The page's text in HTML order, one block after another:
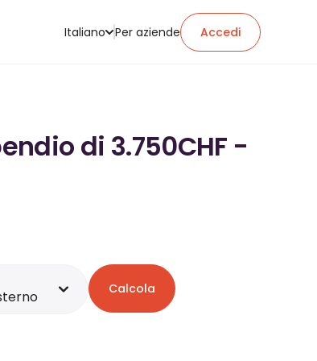
Italiano Per aziende Accedi
di 3.750CHF -
Calcola